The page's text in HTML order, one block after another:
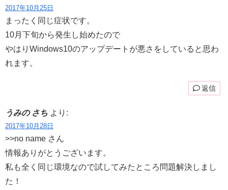
2017年10月25日
まったく同じ症状です。
10月下旬から発生し始めたので
やはりWindows10のアップデートが悪さをしていると思わ
れます。
返信
うみの さち より:
2017年10月28日
>>no name さん
情報ありがとうございます。
私も全く同じ環境なので試してみたところ問題解決しまし
た！